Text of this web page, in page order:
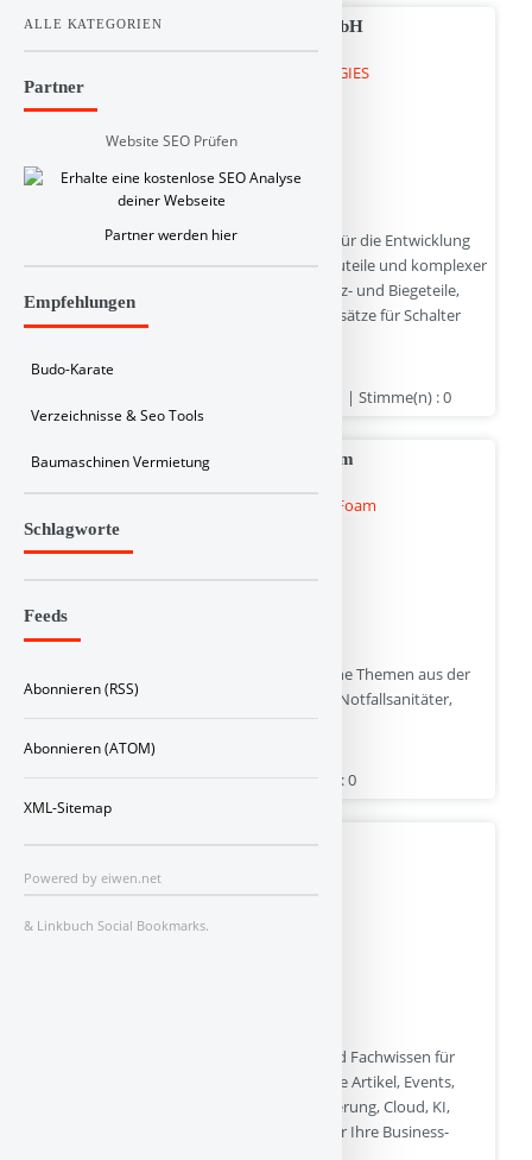
SCHWEIZER TECHNOLOGIES GmbH
SCHWEIZER TECHNOLOGIES ist Spezialist für die Entwicklung
und Produktion hochpräziser Industriebauteile und komplexer
Systemkomponenten darunter Zieh-, Stanz- und Biegeteile,
Kunststoff-Metallverbunde sowie Kontaktsätze für Schalter
www.schweizer-technologies.com | Hits : 1 | Stimme(n) : 0
Rescuelearn - Deutsche Foam Plattform
Kostenloses Wissensportal für verschiedene Themen aus der
Notfallmedizin. Die Inhalte richten sich an Notfallsanitäter,
Rettungssanitäter und Notärzte.
www.rescuelearn.de | Hits : 0 | Stimme(n) : 0
ITW Verlag GmbH
ITWELT liefert aktuelle IT-News, Trends und Fachwissen für
Unternehmen und Experten. Entdecken Sie Artikel, Events,
Studien und Premium-Inhalte zu Digitalisierung, Cloud, KI,
Security und mehr kompakt aufbereitet für Ihre Business-
ALLE KATEGORIEN
Partner
Website SEO Prüfen
Partner werden hier
Empfehlungen
Budo-Karate
Verzeichnisse & Seo Tools
Baumaschinen Vermietung
Schlagworte
Feeds
Abonnieren (RSS)
Abonnieren (ATOM)
XML-Sitemap
Powered by eiwen.net
& Linkbuch Social Bookmarks.